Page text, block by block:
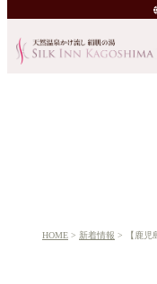
HOME > 新着情報 > 【鹿児